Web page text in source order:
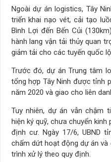
Ngoài dự án logistics, Tây
triển khai nạo vét, cải tạo
Bình Lợi đến Bến Củi
hành lang vận tải thủy quan
giảm tải cho các tuyến quốc
Trước đó, dự án Trung tâm
tổng hợp Tây Ninh được tỉnh
năm 2020 và giao cho liên
Tuy nhiên, dự án vẫn chậm
hiện ký quỹ, chưa chuyển
định cư. Ngày 17/6, UBND
chấm dứt hoạt động dự án và
trình xử lý theo quy định.